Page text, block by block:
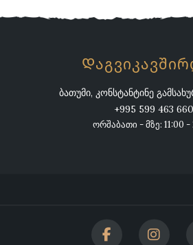
ბათუმი, კონსტანტინე
+995 599 463 660
ორშაბათი - მზე: 11:00 -